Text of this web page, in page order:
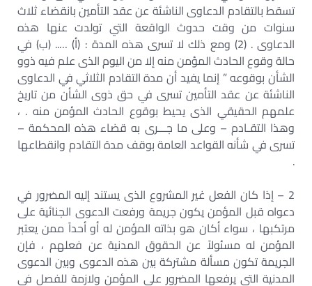
تسقط بالتقادم الدعاوى الناشئة عن عقد التأمين بانقضاء ثلاث
سنوات من وقت حدوث الواقعة التي تولدت عنها هذه
الدعاوى . (2) ومع ذلك لا تسرى هذه المدة : (أ) ….. (ب) في
حالة وقوع الحادث المؤمن منه إلا من اليوم الذى علم فيه ذوو
الشأن بوقوعه ” إنما يفيد أن مدة التقادم الثلاثي في الدعاوى
الناشئة عن عقد التأمين تسرى في حق ذوى الشأن من تاريخ
علمهم الحقيقي الذى يحيط بوقوع الحادث المؤمن منه . ،
وهذا التقـادم – وعلى ما جـــرى به قضاء هذه المحكمة –
تسرى في شأنه القواعد العامة بوقف مدة التقادم وانقطاعها
.
2 – إذا كان الفعل غير المشروع الذى يستند إليه المضرور في
دعواه قبل المؤمن يكون جريمة ورفعت الدعوى الجنائية على
مرتكبها ، سواء أكان هو بذاته المؤمن له أو أحداً ممن يعتبر
المؤمن له مسئولاً عن الحقوق المدنية عن فعلهم ، فإن
الجريمة تكون مسألة مشتركة بين هذه الدعوى وبين الدعوى
المدنية التي يرفعها المضرور على المؤمن ولازمة للفصل في